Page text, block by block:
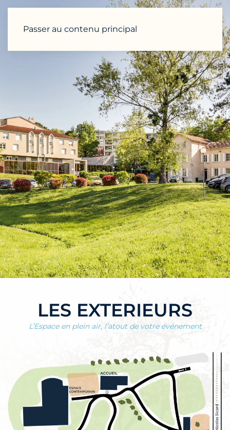
Passer au contenu principal
LES EXTERIEURS
L’Espace en plein air, l’atout de votre événement